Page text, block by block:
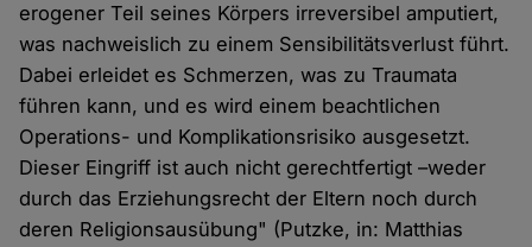
erogener Teil seines Körpers irreversibel amputiert,
was nachweislich zu einem Sensibilitätsverlust führt.
Dabei erleidet es Schmerzen, was zu Traumata
führen kann, und es wird einem beachtlichen
Operations- und Komplikationsrisiko ausgesetzt.
Dieser Eingriff ist auch nicht gerechtfertigt –weder
durch das Erziehungsrecht der Eltern noch durch
deren Religionsausübung" (Putzke, in: Matthias